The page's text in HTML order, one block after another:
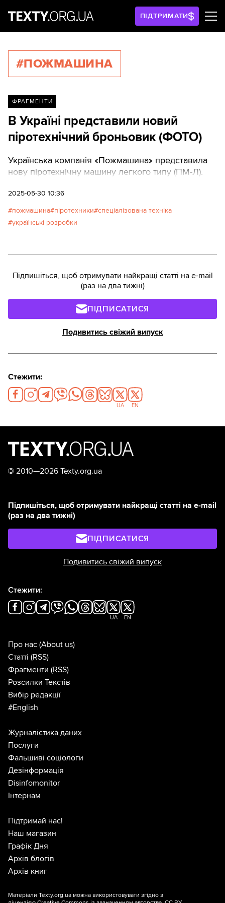
ПІДТРИМАТИ
#ПОЖМАШИНА
ФРАГМЕНТИ
В Україні представили новий
піротехнічний броньовик (ФОТО)
Українська компанія «Пожмашина» представила
нову піротехнічну машину легкого типу (ПМ-Л).
2025-05-30 10:36
пожмашина піротехники спеціалізована техніка
українські розробки
Підпишіться, щоб отримувати найкращі статті на e-mail
(раз на два тижні)
ПІДПИСАТИСЯ
Подивитись свіжий випуск
Стежити:
UA EN
© 2010—2026 Texty.org.ua
Підпишіться, щоб отримувати найкращі статті на e-mail
(раз на два тижні)
ПІДПИСАТИСЯ
Подивитись свіжий випуск
Стежити:
UA EN
Про нас (About us)
Статті (RSS)
Фрагменти (RSS)
Розсилки Текстів
Вибір редакції
#English
Журналістика даних
Послуги
Фальшиві соціологи
Дезінформація
Disinfomonitor
Інтернам
Підтримай нас!
Наш магазин
Графік Дня
Архів блогів
Архів книг
Матеріали Texty.org.ua можна використовувати згідно з